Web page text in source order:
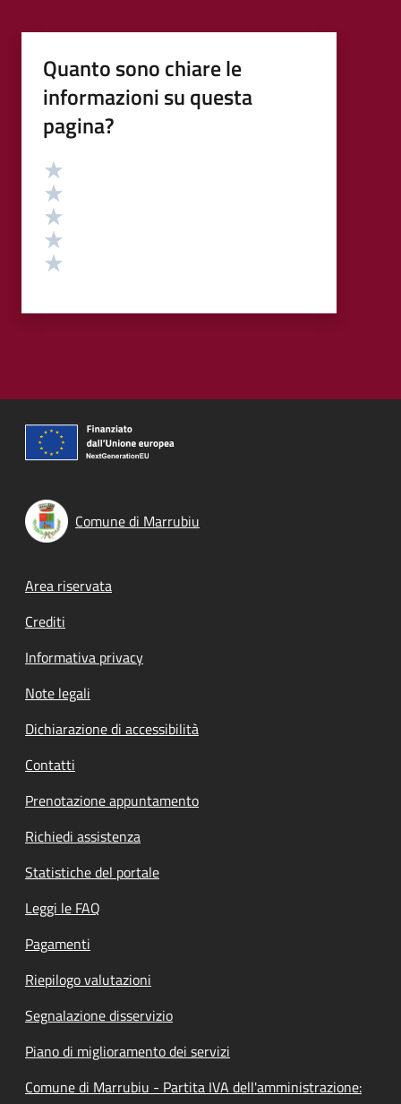
Quanto sono chiare le
informazioni su questa
pagina?
Valutazione
Comune di Marrubiu
Footer menu
Area riservata
Crediti
Informativa privacy
Note legali
Dichiarazione di accessibilità
Contatti
Prenotazione appuntamento
Richiedi assistenza
Statistiche del portale
Leggi le FAQ
Pagamenti
Riepilogo valutazioni
Segnalazione disservizio
Piano di miglioramento dei servizi
Comune di Marrubiu - Partita IVA dell'amministrazione: